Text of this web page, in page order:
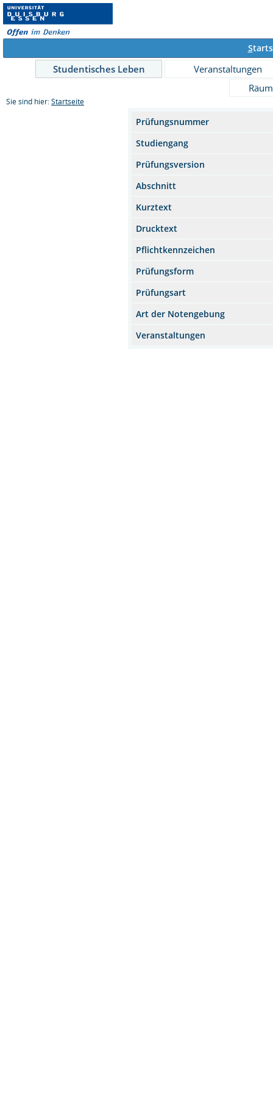
S
Studentisches Leben
Veranstaltungen
Sie sind hier: Startseite
Prüfungsnummer
Studiengang
Prüfungsversion
Abschnitt
Kurztext
Drucktext
Pflichtkennzeichen
Prüfungsform
Prüfungsart
Art der Notengebung
Veranstaltungen